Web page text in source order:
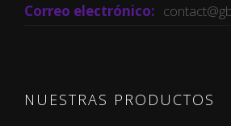
Correo electrónico:
NUESTRAS PRODUCTOS